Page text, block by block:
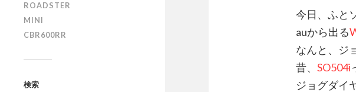
ROADSTER
MINI
CBR600RR
検索
今日、ふと
auから出る
なんと、ジ
昔、 SO504i
ジョグダイ